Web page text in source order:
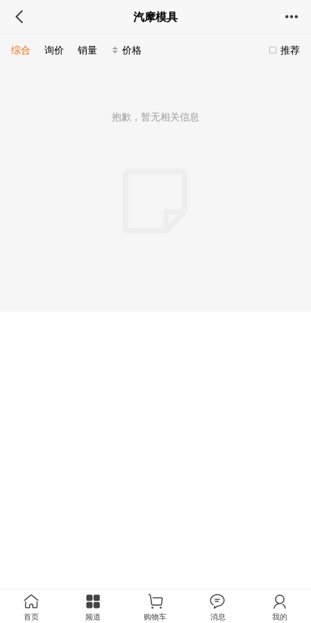
汽摩模具
推荐
综合 询价 销量 价格
抱歉，暂无相关信息
首页 频道 购物车 消息 我的